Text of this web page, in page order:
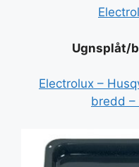
Ugnsplåt/
Electrolux –
bredd –